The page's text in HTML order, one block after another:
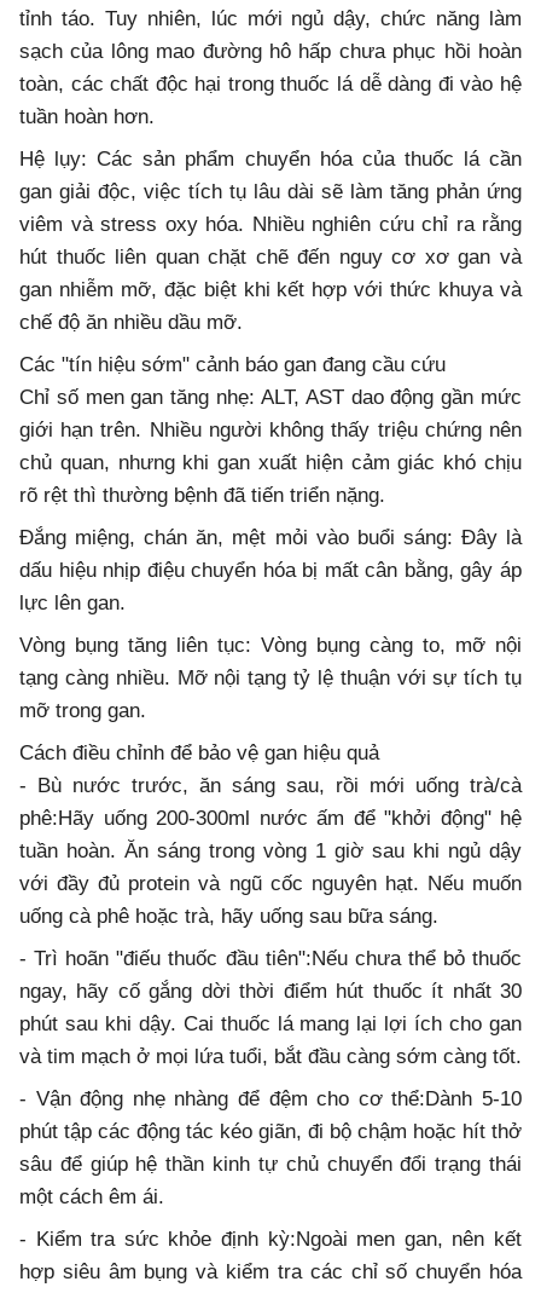
tỉnh táo. Tuy nhiên, lúc mới ngủ dậy, chức năng làm
sạch của lông mao đường hô hấp chưa phục hồi hoàn
toàn, các chất độc hại trong thuốc lá dễ dàng đi vào hệ
tuần hoàn hơn.
Hệ lụy: Các sản phẩm chuyển hóa của thuốc lá cần
gan giải độc, việc tích tụ lâu dài sẽ làm tăng phản ứng
viêm và stress oxy hóa. Nhiều nghiên cứu chỉ ra rằng
hút thuốc liên quan chặt chẽ đến nguy cơ xơ gan và
gan nhiễm mỡ, đặc biệt khi kết hợp với thức khuya và
chế độ ăn nhiều dầu mỡ.
Các "tín hiệu sớm" cảnh báo gan đang cầu cứu
Chỉ số men gan tăng nhẹ: ALT, AST dao động gần mức
giới hạn trên. Nhiều người không thấy triệu chứng nên
chủ quan, nhưng khi gan xuất hiện cảm giác khó chịu
rõ rệt thì thường bệnh đã tiến triển nặng.
Đắng miệng, chán ăn, mệt mỏi vào buổi sáng: Đây là
dấu hiệu nhịp điệu chuyển hóa bị mất cân bằng, gây áp
lực lên gan.
Vòng bụng tăng liên tục: Vòng bụng càng to, mỡ nội
tạng càng nhiều. Mỡ nội tạng tỷ lệ thuận với sự tích tụ
mỡ trong gan.
Cách điều chỉnh để bảo vệ gan hiệu quả
- Bù nước trước, ăn sáng sau, rồi mới uống trà/cà
phê:Hãy uống 200-300ml nước ấm để "khởi động" hệ
tuần hoàn. Ăn sáng trong vòng 1 giờ sau khi ngủ dậy
với đầy đủ protein và ngũ cốc nguyên hạt. Nếu muốn
uống cà phê hoặc trà, hãy uống sau bữa sáng.
- Trì hoãn "điếu thuốc đầu tiên":Nếu chưa thể bỏ thuốc
ngay, hãy cố gắng dời thời điểm hút thuốc ít nhất 30
phút sau khi dậy. Cai thuốc lá mang lại lợi ích cho gan
và tim mạch ở mọi lứa tuổi, bắt đầu càng sớm càng tốt.
- Vận động nhẹ nhàng để đệm cho cơ thể:Dành 5-10
phút tập các động tác kéo giãn, đi bộ chậm hoặc hít thở
sâu để giúp hệ thần kinh tự chủ chuyển đổi trạng thái
một cách êm ái.
- Kiểm tra sức khỏe định kỳ:Ngoài men gan, nên kết
hợp siêu âm bụng và kiểm tra các chỉ số chuyển hóa